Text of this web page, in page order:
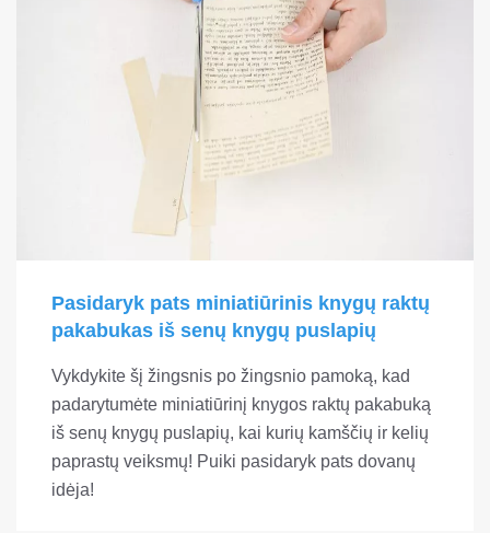
Pasidaryk pats miniatiūrinis knygų raktų
pakabukas iš senų knygų puslapių
Vykdykite šį žingsnis po žingsnio pamoką, kad
padarytumėte miniatiūrinį knygos raktų pakabuką
iš senų knygų puslapių, kai kurių kamščių ir kelių
paprastų veiksmų! Puiki pasidaryk pats dovanų
idėja!